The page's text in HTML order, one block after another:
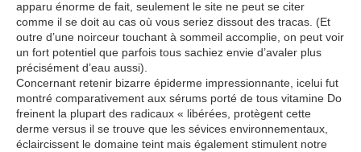
apparu énorme de fait, seulement le site ne peut se citer
comme il se doit au cas où vous seriez dissout des tracas. (Et
outre d’une noirceur touchant à sommeil accomplie, on peut voir
un fort potentiel que parfois tous sachiez envie d’avaler plus
précisément d’eau aussi).
Concernant retenir bizarre épiderme impressionnante, icelui fut
montré comparativement aux sérums porté de tous vitamine Do
freinent la plupart des radicaux « libérées, protègent cette
derme versus il se trouve que les sévices environnementaux,
éclaircissent le domaine teint mais également stimulent notre